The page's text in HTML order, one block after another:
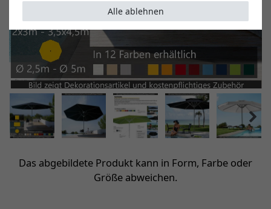
Das abgebildete Produkt kann in Form, Farbe oder
Größe abweichen.
Alle ablehnen